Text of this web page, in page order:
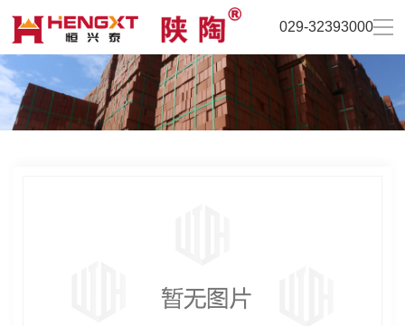
029-32393000